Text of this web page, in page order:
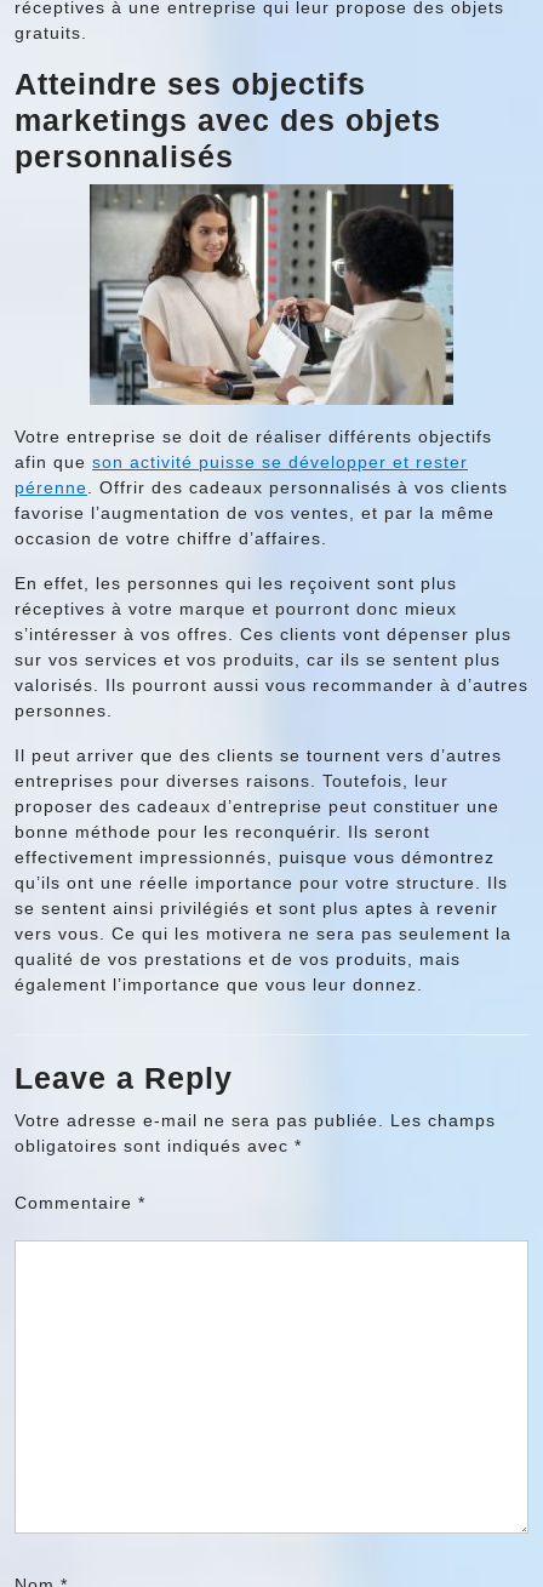
réceptives à une entreprise qui leur propose des objets
gratuits.
Atteindre ses objectifs
marketings avec des objets
personnalisés
Votre entreprise se doit de réaliser différents objectifs
afin que son activité puisse se développer et rester
pérenne . Offrir des cadeaux personnalisés à vos clients
favorise l’augmentation de vos ventes, et par la même
occasion de votre chiffre d’affaires.
En effet, les personnes qui les reçoivent sont plus
réceptives à votre marque et pourront donc mieux
s’intéresser à vos offres. Ces clients vont dépenser plus
sur vos services et vos produits, car ils se sentent plus
valorisés. Ils pourront aussi vous recommander à d’autres
personnes.
Il peut arriver que des clients se tournent vers d’autres
entreprises pour diverses raisons. Toutefois, leur
proposer des cadeaux d’entreprise peut constituer une
bonne méthode pour les reconquérir. Ils seront
effectivement impressionnés, puisque vous démontrez
qu’ils ont une réelle importance pour votre structure. Ils
se sentent ainsi privilégiés et sont plus aptes à revenir
vers vous. Ce qui les motivera ne sera pas seulement la
qualité de vos prestations et de vos produits, mais
également l’importance que vous leur donnez.
Leave a Reply
Votre adresse e-mail ne sera pas publiée.
Les champs
obligatoires sont indiqués avec *
Commentaire *